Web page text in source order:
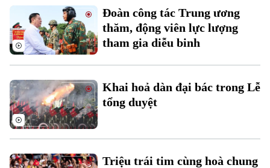
Xu hướng
Đoàn công tác Trung ương
thăm, động viên lực lượng
tham gia diễu binh
Khai hoả dàn đại bác trong Lễ
tổng duyệt
Triệu trái tim cùng hoà chung